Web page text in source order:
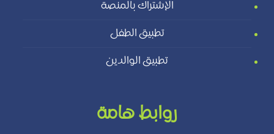
الإشتراك بالمنصة
تطبيق الطفل
تطبيق الوالدين
روابط هامة